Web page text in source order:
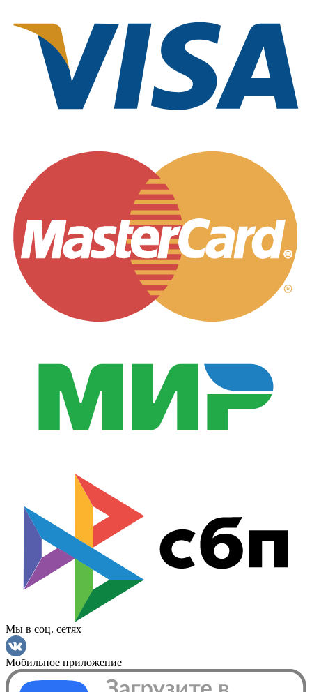
Мы в соц. сетях
Мобильное приложение